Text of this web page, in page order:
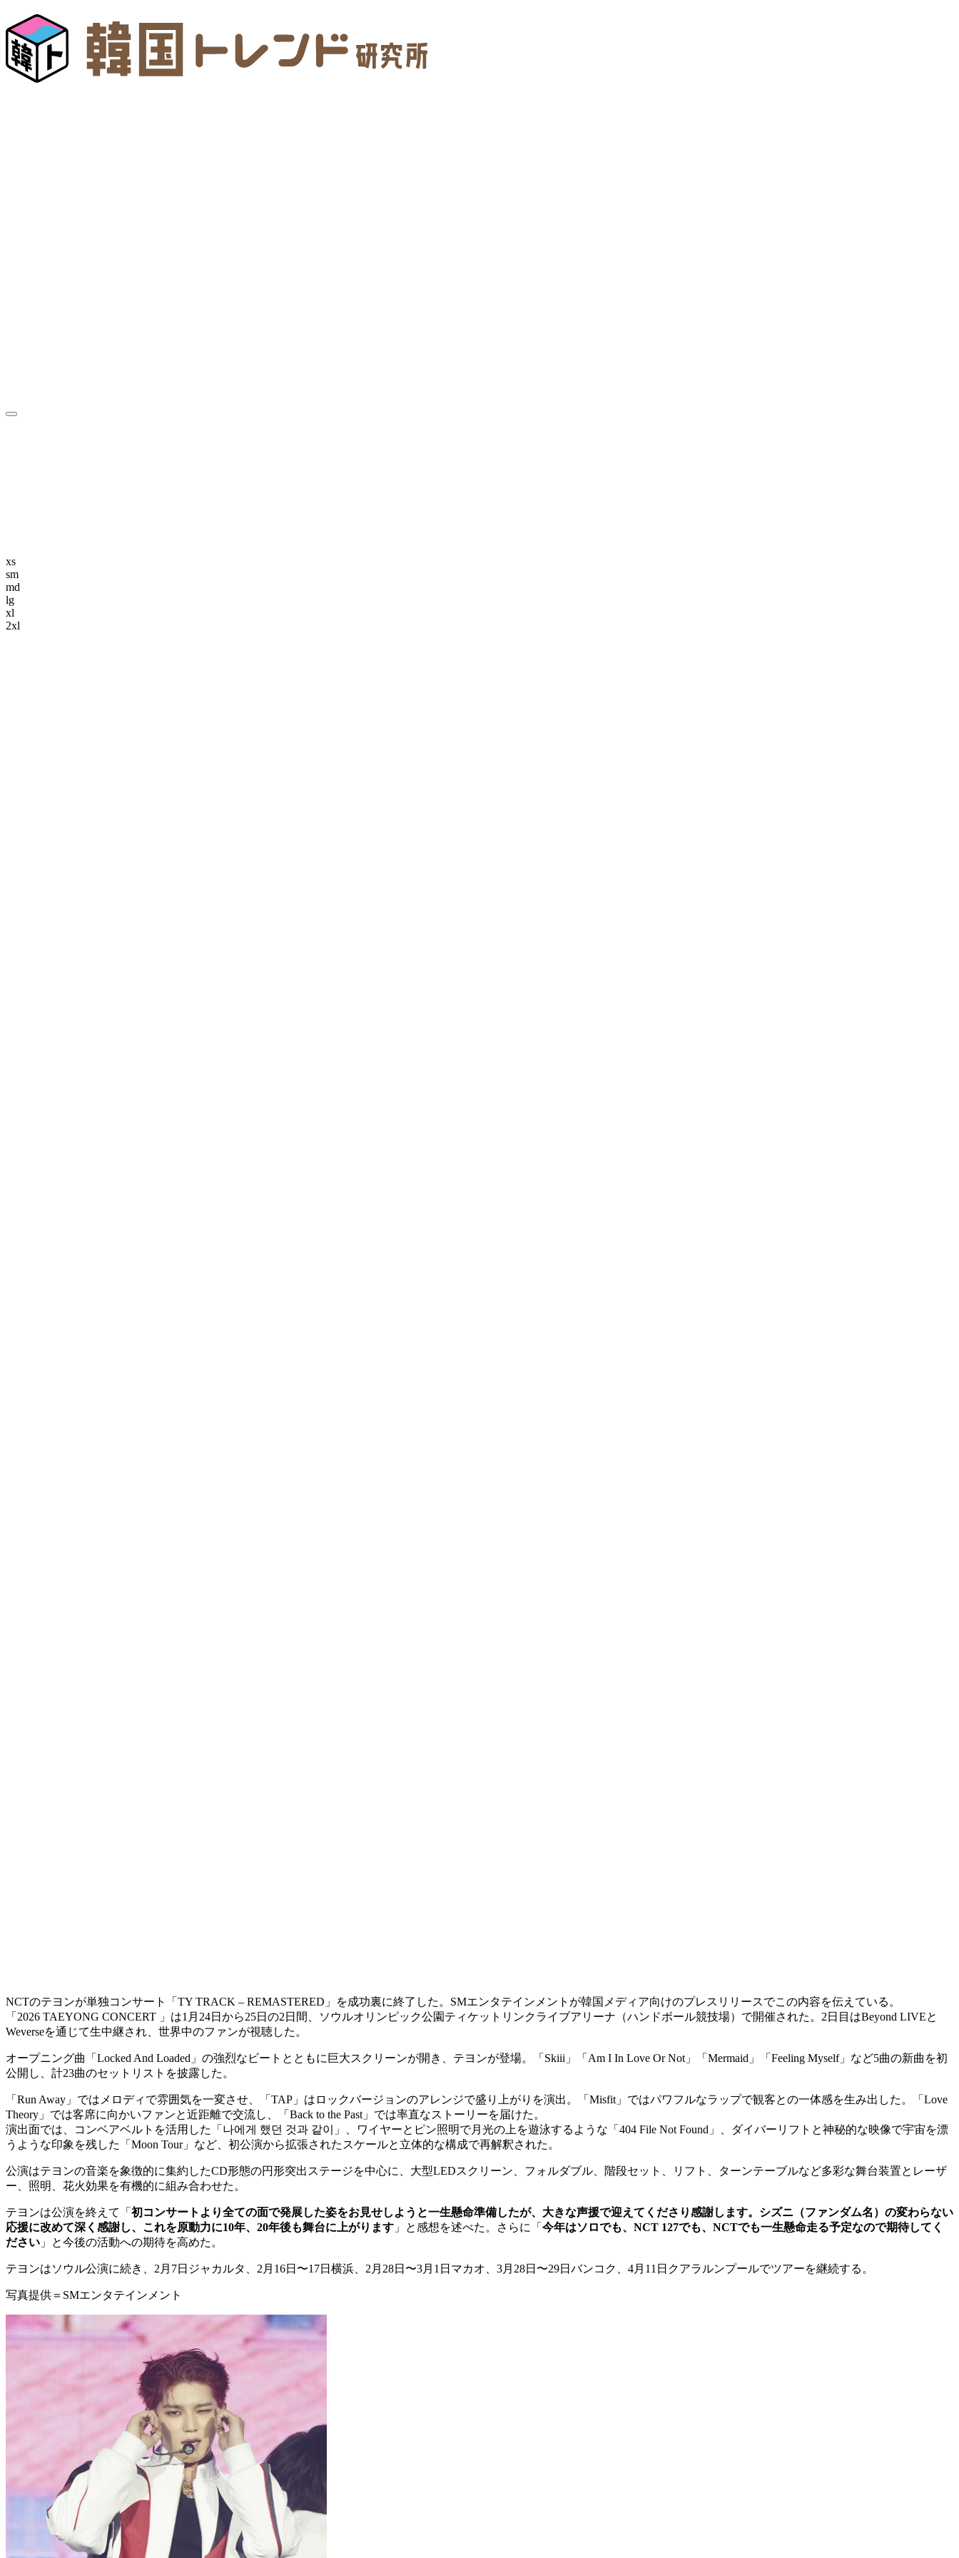
xs
sm
md
lg
xl
2xl
NCTのテヨンが単独コンサート「TY TRACK – REMASTERED」を成功裏に終了した。SMエンタテインメントが韓国メディア向けのプレスリリースでこの内容を伝えている。
「2026 TAEYONG CONCERT 」は1月24日から25日の2日間、ソウルオリンピック公園ティケットリンクライブアリーナ（ハンドボール競技場）で開催された。2日目はBeyond LIVEと
Weverseを通じて生中継され、世界中のファンが視聴した。
オープニング曲「Locked And Loaded」の強烈なビートとともに巨大スクリーンが開き、テヨンが登場。「Skiii」「Am I In Love Or Not」「Mermaid」「Feeling Myself」など5曲の新曲を初
公開し、計23曲のセットリストを披露した。
「Run Away」ではメロディで雰囲気を一変させ、「TAP」はロックバージョンのアレンジで盛り上がりを演出。「Misfit」ではパワフルなラップで観客との一体感を生み出した。「Love
Theory」では客席に向かいファンと近距離で交流し、「Back to the Past」では率直なストーリーを届けた。
演出面では、コンベアベルトを活用した「나에게 했던 것과 같이」、ワイヤーとピン照明で月光の上を遊泳するような「404 File Not Found」、ダイバーリフトと神秘的な映像で宇宙を漂
うような印象を残した「Moon Tour」など、初公演から拡張されたスケールと立体的な構成で再解釈された。
公演はテヨンの音楽を象徴的に集約したCD形態の円形突出ステージを中心に、大型LEDスクリーン、フォルダブル、階段セット、リフト、ターンテーブルなど多彩な舞台装置とレーザ
ー、照明、花火効果を有機的に組み合わせた。
テヨンは公演を終えて「 初コンサートより全ての面で発展した姿をお見せしようと一生懸命準備したが、大きな声援で迎えてくださり感謝します。シズニ（ファンダム名）の変わらない
応援に改めて深く感謝し、これを原動力に10年、20年後も舞台に上がります 」と感想を述べた。さらに「 今年はソロでも、NCT 127でも、NCTでも一生懸命走る予定なので期待してく
ださい 」と今後の活動への期待を高めた。
テヨンはソウル公演に続き、2月7日ジャカルタ、2月16日〜17日横浜、2月28日〜3月1日マカオ、3月28日〜29日バンコク、4月11日クアラルンプールでツアーを継続する。
写真提供＝SMエンタテインメント